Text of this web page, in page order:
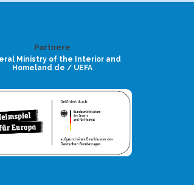
Partnere
Ministry of the Interior and
Homeland de / UEFA